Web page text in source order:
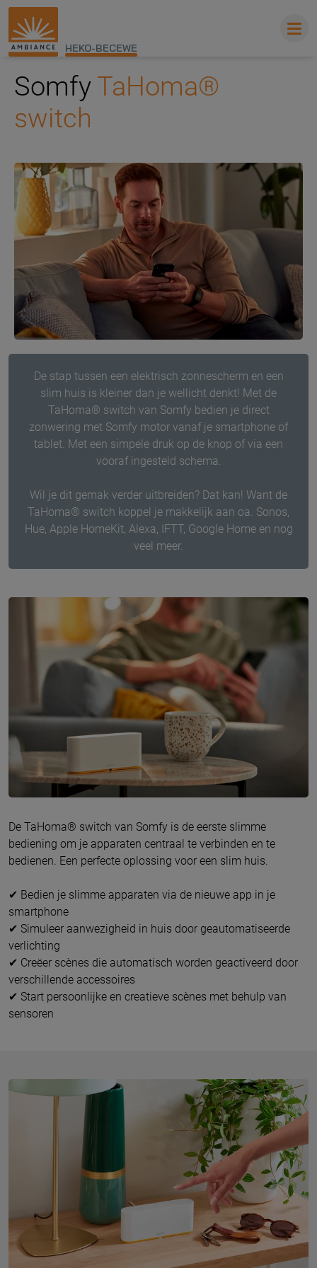
HEKO-BECEWE
Somfy TaHoma®
switch
De stap tussen een elektrisch zonnescherm en een
slim huis is kleiner dan je wellicht denkt! Met de
TaHoma® switch van Somfy bedien je direct
zonwering met Somfy motor vanaf je smartphone of
tablet. Met een simpele druk op de knop of via een
vooraf ingesteld schema.
Wil je dit gemak verder uitbreiden? Dat kan! Want de
TaHoma® switch koppel je makkelijk aan oa. Sonos,
Hue, Apple HomeKit, Alexa, IFTT, Google Home en nog
veel meer.
De TaHoma® switch van Somfy is de eerste slimme
bediening om je apparaten centraal te verbinden en te
bedienen. Een perfecte oplossing voor een slim huis.
✔ Bedien je slimme apparaten via de nieuwe app in je
smartphone
✔ Simuleer aanwezigheid in huis door geautomatiseerde
verlichting
✔ Creëer scènes die automatisch worden geactiveerd door
verschillende accessoires
✔ Start persoonlijke en creatieve scènes met behulp van
sensoren